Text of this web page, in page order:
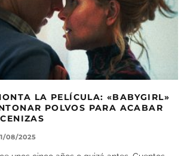
LA PELÍCULA: «BABYGIRL»
POLVOS PARA ACABAR
08/2025